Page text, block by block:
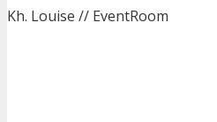
Kh. Louise // EventRoom